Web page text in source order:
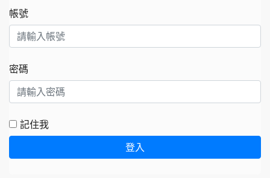
帳號
密碼
記住我
登入